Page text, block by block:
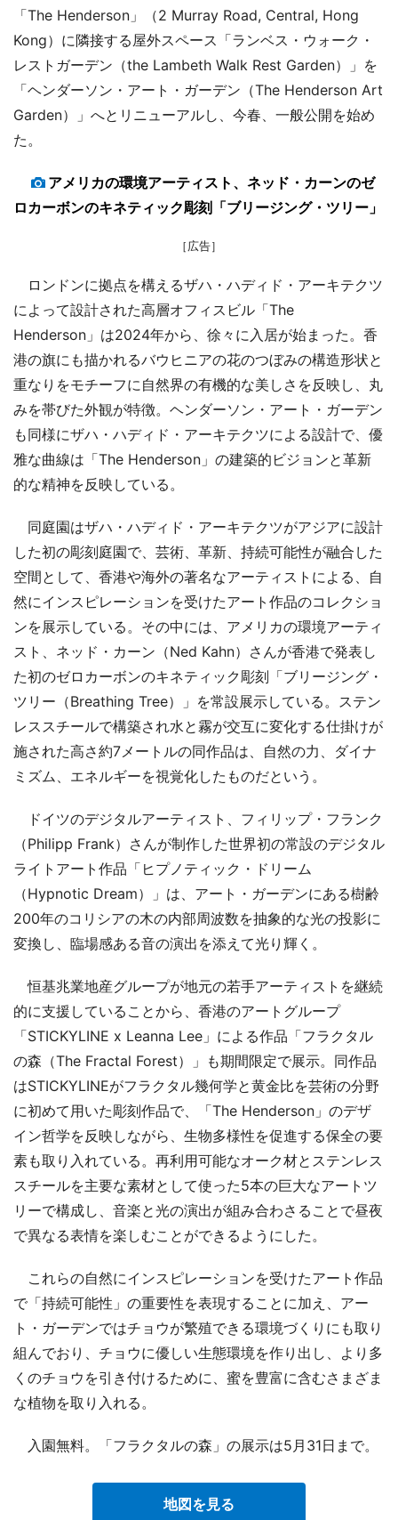
「The Henderson」（2 Murray Road, Central, Hong
Kong）に隣接する屋外スペース「ランベス・ウォーク・
レストガーデン（the Lambeth Walk Rest Garden）」を
「ヘンダーソン・アート・ガーデン（The Henderson Art
Garden）」へとリニューアルし、今春、一般公開を始め
た。
アメリカの環境アーティスト、ネッド・カーンのゼ
ロカーボンのキネティック彫刻「ブリージング・ツリー」
［広告］
ロンドンに拠点を構えるザハ・ハディド・アーキテクツ
によって設計された高層オフィスビル「The
Henderson」は2024年から、徐々に入居が始まった。香
港の旗にも描かれるバウヒニアの花のつぼみの構造形状と
重なりをモチーフに自然界の有機的な美しさを反映し、丸
みを帯びた外観が特徴。ヘンダーソン・アート・ガーデン
も同様にザハ・ハディド・アーキテクツによる設計で、優
雅な曲線は「The Henderson」の建築的ビジョンと革新
的な精神を反映している。
同庭園はザハ・ハディド・アーキテクツがアジアに設計
した初の彫刻庭園で、芸術、革新、持続可能性が融合した
空間として、香港や海外の著名なアーティストによる、自
然にインスピレーションを受けたアート作品のコレクショ
ンを展示している。その中には、アメリカの環境アーティ
スト、ネッド・カーン（Ned Kahn）さんが香港で発表し
た初のゼロカーボンのキネティック彫刻「ブリージング・
ツリー（Breathing Tree）」を常設展示している。ステン
レススチールで構築され水と霧が交互に変化する仕掛けが
施された高さ約7メートルの同作品は、自然の力、ダイナ
ミズム、エネルギーを視覚化したものだという。
ドイツのデジタルアーティスト、フィリップ・フランク
（Philipp Frank）さんが制作した世界初の常設のデジタル
ライトアート作品「ヒプノティック・ドリーム
（Hypnotic Dream）」は、アート・ガーデンにある樹齢
200年のコリシアの木の内部周波数を抽象的な光の投影に
変換し、臨場感ある音の演出を添えて光り輝く。
恒基兆業地産グループが地元の若手アーティストを継続
的に支援していることから、香港のアートグループ
「STICKYLINE x Leanna Lee」による作品「フラクタル
の森（The Fractal Forest）」も期間限定で展示。同作品
はSTICKYLINEがフラクタル幾何学と黄金比を芸術の分野
に初めて用いた彫刻作品で、「The Henderson」のデザ
イン哲学を反映しながら、生物多様性を促進する保全の要
素も取り入れている。再利用可能なオーク材とステンレス
スチールを主要な素材として使った5本の巨大なアートツ
リーで構成し、音楽と光の演出が組み合わさることで昼夜
で異なる表情を楽しむことができるようにした。
これらの自然にインスピレーションを受けたアート作品
で「持続可能性」の重要性を表現することに加え、アー
ト・ガーデンではチョウが繁殖できる環境づくりにも取り
組んでおり、チョウに優しい生態環境を作り出し、より多
くのチョウを引き付けるために、蜜を豊富に含むさまざま
な植物を取り入れる。
入園無料。「フラクタルの森」の展示は5月31日まで。
地図を見る